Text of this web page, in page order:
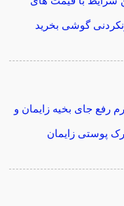
گوشی بخرید
رفع جای بخیه زایمان و
پوستی زایمان